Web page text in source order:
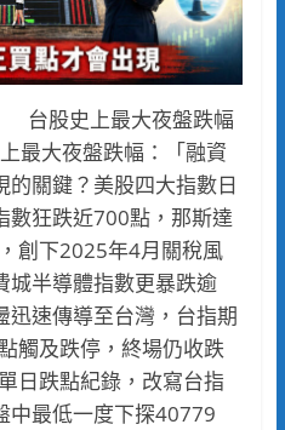
台股史上最大夜盤跌幅
最大夜盤跌幅：「融資
關鍵？美股四大指數日
數狂跌近700點，那斯達
創下2025年4月關稅風
城半導體指數更暴跌逾
迅速傳導至台灣，台指期
觸及跌停，終場仍收跌
日跌點紀錄，改寫台指
中最低一度下探40779